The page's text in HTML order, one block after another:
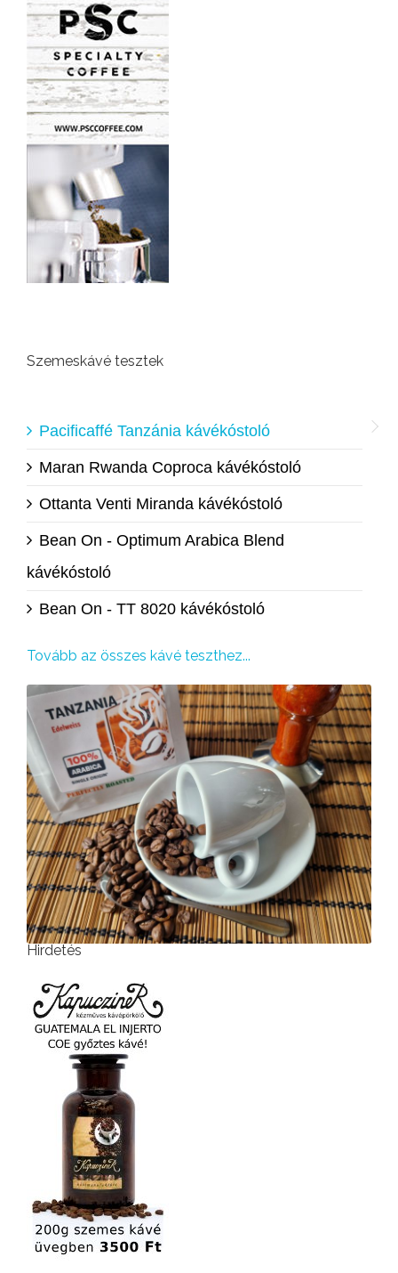
Szemeskávé tesztek
Tovább az összes kávé teszthez...
Pacificaffé Tanzánia kávékóstoló
Maran Rwanda Coproca kávékóstoló
Ottanta Venti Miranda kávékóstoló
Bean On - Optimum Arabica Blend
kávékóstoló
Bean On - TT 8020 kávékóstoló
Hirdetés